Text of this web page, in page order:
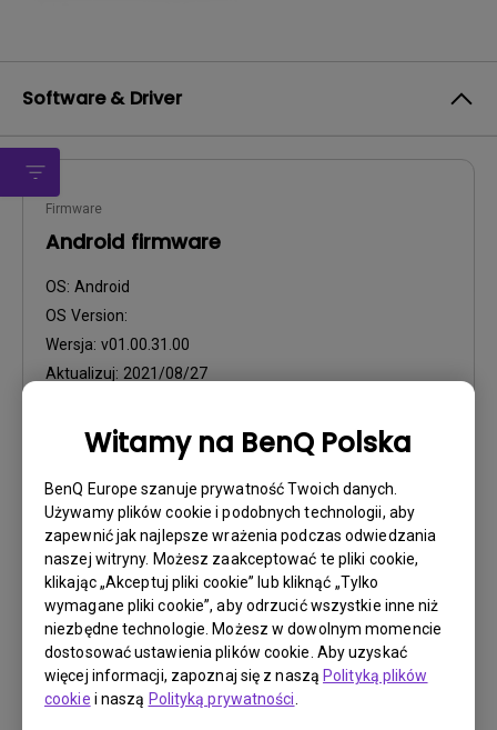
Witamy na BenQ Polska
BenQ Europe szanuje prywatność Twoich danych.
Używamy plików cookie i podobnych technologii, aby
zapewnić jak najlepsze wrażenia podczas odwiedzania
naszej witryny. Możesz zaakceptować te pliki cookie,
klikając „Akceptuj pliki cookie” lub kliknąć „Tylko
wymagane pliki cookie”, aby odrzucić wszystkie inne niż
niezbędne technologie. Możesz w dowolnym momencie
dostosować ustawienia plików cookie. Aby uzyskać
więcej informacji, zapoznaj się z naszą Polityką plików
cookie i naszą Polityką prywatności
Software & Driver
Firmware
Android firmware
OS: Android
OS Version:
Wersja: v01.00.31.00
Aktualizuj: 2021/08/27
Do pobrania
Oprogramowanie
DMS Local WW
OS:Windows
OS Version: